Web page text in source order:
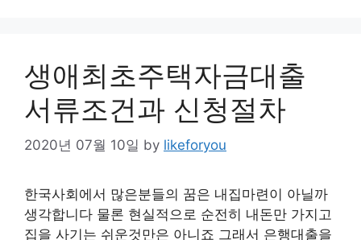
생애최초주택자금대출
서류조건과 신청절차
2020년 07월 10일 by likeforyou
한국사회에서 많은분들의 꿈은 내집마련이 아닐까
생각합니다 물론 현실적으로 순전히 내돈만 가지고
집을 사기는 쉬운것만은 아니죠 그래서 은행대출을